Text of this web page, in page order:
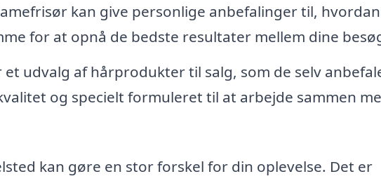
kan give personlige anbefalinger til, hvordan
for at opnå de bedste resultater mellem dine
udvalg af hårprodukter til salg, som de selv
og specielt formuleret til at arbejde sammen
kan gøre en stor forskel for din oplevelse. Det er